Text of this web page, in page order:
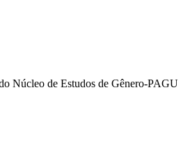
Núcleo de Estudos de Gênero-PAGU